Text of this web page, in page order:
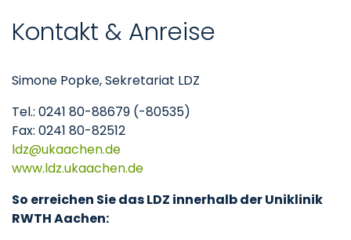
Kontakt & Anreise
Simone Popke, Sekretariat LDZ
Tel.: 0241 80-88679 (-80535)
Fax: 0241 80-82512
ldz
ukaachende
www.ldz.ukaachen.de
So erreichen Sie das LDZ innerhalb der Uniklinik
RWTH Aachen: